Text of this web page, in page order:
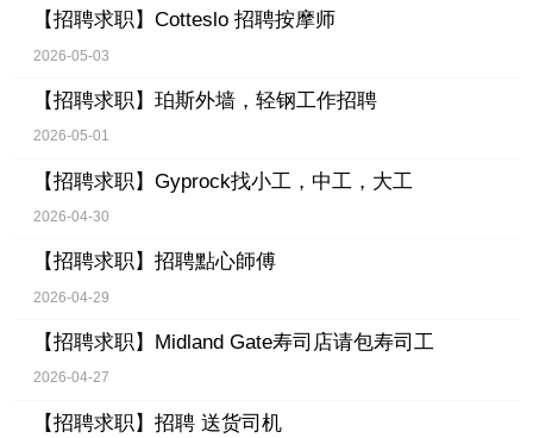
【招聘求职】 Cotteslo 招聘按摩师
2026-05-03
【招聘求职】 珀斯外墙，轻钢工作招聘
2026-05-01
【招聘求职】 Gyprock找小工，中工，大工
2026-04-30
【招聘求职】 招聘點心師傅
2026-04-29
【招聘求职】 Midland Gate寿司店请包寿司工
2026-04-27
【招聘求职】 招聘 送货司机